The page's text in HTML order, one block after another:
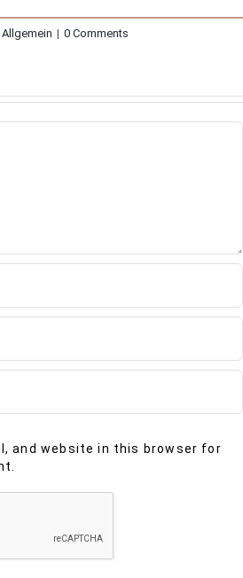
Allgemein | 0 Comments
and website in this browser for